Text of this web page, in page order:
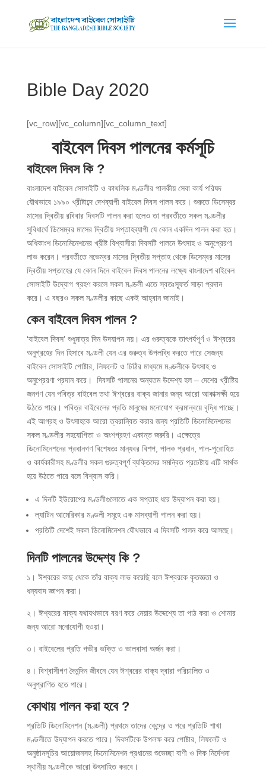
Bible Day 2020
[vc_row][vc_column][vc_column_text]
বাইবেল দিবস পালনের কর্মসূচি
বাইবেল দিবস কি?
বাংলাদেশ বাইবেল সোসাইটি ও কাথলিক মণ্ডলীর পালকীয় সেবা কার্য পরিষদ
যৌথভাবে ১৯৯০ খ্রীষ্টাব্দে দেশব্যাপী বাইবেল দিবস পালন করে। শুরুতে ডিসেম্বর
মাসের দ্বিতীয় রবিবার দিবসটি পালন করা হলেও তা পরবর্তীতে সকল মণ্ডলীর
সুবিধার্থে ডিসেম্বর মাসের দ্বিতীয় সপ্তাহব্যাপী যে কোন একদিন পালন করা হত।
অধিকাংশ ডিনোমিনেশনের খ্রীষ্ট বিশ্বাসীরা দিবসটি পালনে উৎসাহ ও অনুপ্রেরণা
লাভ করেন। পরবর্তীতে নভেম্বর মাসের দ্বিতীয় সপ্তাহ থেকে ডিসেম্বর মাসের
দ্বিতীয় সপ্তাহের যে কোন দিনে বাইবেল দিবস পালনের লক্ষ্যে বাংলাদেশ বাইবেল
সোসাইটি উদ্যোগ গ্রহণ করলে সকল মণ্ডলী এতে স্বতঃস্ফূর্ত সাড়া প্রদান
করে। এ বছরও সকল মণ্ডলীর কাছে একই আহ্বান জানাই।
কেন বাইবেল দিবস পালন ?
‘বাইবেল দিবস’ শুধুমাত্র দিন উদযাপন নয়। এর গুরুত্বকে তাৎপর্যপূর্ণ ও ঈশ্বরের
অনুগ্রহের দিন হিসাবে মণ্ডলী যেন এর গুরুত্ব উপলব্ধি করতে পারে সেজন্য
বাইবেল সোসাইটি পোষ্টার, লিফলেট ও চিঠির মাধ্যমে মণ্ডলীকে উৎসাহ ও
অনুপ্রেরণা প্রদান করে। দিবসটি পালনের অন্যতম উদ্দেশ্য হল – দেশের খ্রীষ্টিয়
জনগণ যেন পবিত্র বাইবেল তথা ঈশ্বরের বাক্য জানার জন্য আরো আকাক্সক্ষী হয়ে
উঠতে পারে। পবিত্র বাইবেলের প্রতি মানুষের মনোযোগ ক্রমান্বয়ে বৃদ্ধি পাচ্ছে।
এই আগ্রহ ও উৎসাহকে আরো ত্বরান্বিত করার জন্য প্রতিটি ডিনোমিনেশনের
সকল মণ্ডলীর সহযোগিতা ও অংশগ্রহণ একান্ত জরুরি। এক্ষেত্রে
ডিনোমিনেশনের প্রধানগণ বিশেষতঃ মান্যবর বিশপ, পালক প্রধান, পাল-পুরোহিত
ও কার্যকারীসহ মণ্ডলীর সকল গুরুত্বপূর্ণ ব্যক্তিদের সমন্বিত প্রচেষ্টায় এটি সার্থক
হয়ে উঠতে পারে বলে বিশ্বাস করি।
এ দিনটি ইউরোপের মণ্ডলীগুলোতে এক সপ্তাহ ধরে উদ্যাপন করা হয়।
ল্যাটিন আমেরিকার মণ্ডলী সমূহে এক মাসব্যাপী পালন করা হয়।
প্রতিটি দেশেই সকল ডিনোমিনেশন যৌথভাবে এ দিবসটি পালন করে আসছে।
দিনটি পালনের উদ্দেশ্য কি ?
১। ঈশ্বরের কাছ থেকে তাঁর বাক্য লাভ করেছি বলে ঈশ্বরকে কৃতজ্ঞতা ও
ধন্যবাদ জ্ঞাপন করা।
২। ঈশ্বরের বাক্য যথাযথভাবে বরণ করে নেয়ার উদ্দেশ্যে তা পাঠ করা ও শোনার
জন্য আরো মনোযোগী হওয়া।
৩। বাইবেলের প্রতি গভীর ভক্তি ও ভালবাসা অর্জন করা।
৪। বিশ্বাসীগণ দৈনন্দিন জীবনে যেন ঈশ্বরের বাক্য দ্বারা পরিচালিত ও
অনুপ্রাণিত হতে পারে।
কোথায় পালন করা হবে ?
প্রতিটি ডিনোমিনেশন (মণ্ডলী) প্রথমে তাদের কেন্দ্রে ও পরে প্রতিটি শাখা
মণ্ডলীতে উদ্যাপন করতে পারে। দিবসটিকে উপলক্ষ করে পোষ্টার, লিফলেট ও
অনুষ্ঠানসূচির আয়োজনসহ ডিনোমিনেশন প্রধানের শুভেচ্ছা বাণী ও দিক নির্দেশনা
স্থানীয় মণ্ডলীকে আরো উৎসাহিত করবে।